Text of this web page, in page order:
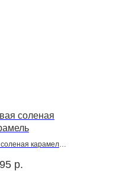
соленая
карамель
р.